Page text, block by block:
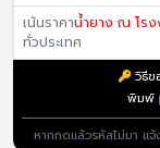
เน้นราคาน้ำยาง ณ โรง
ทั่วประเทศ
วิธีข
พิมพ์
หากกดแล้วรหัสไม่มา แจ้